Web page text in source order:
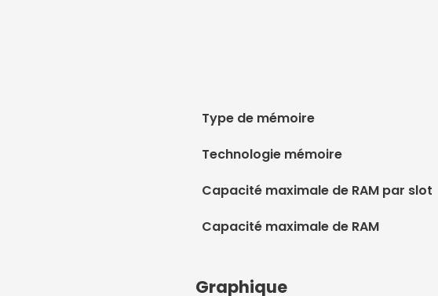
Type de mémoire
Technologie mémoire
Capacité maximale de RAM par slot
Capacité maximale de RAM
Graphique